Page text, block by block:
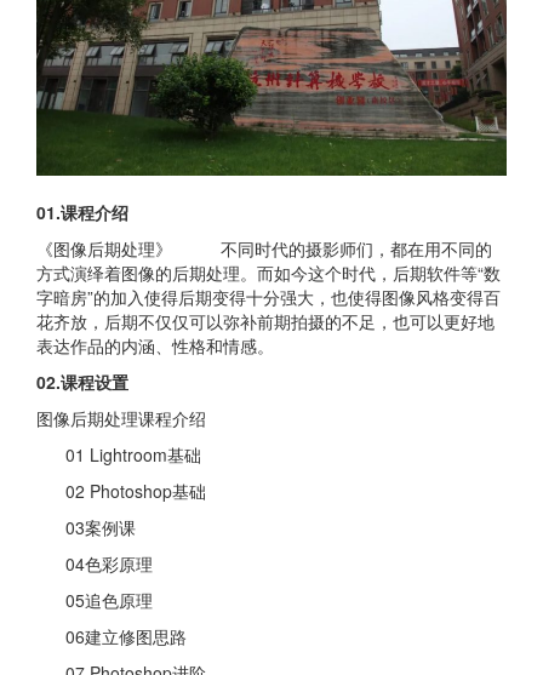
01.课程介绍
《图像后期处理》 不同时代的摄影师们，都在用不同的
方式演绎着图像的后期处理。而如今这个时代，后期软件等“数
字暗房”的加入使得后期变得十分强大，也使得图像风格变得百
花齐放，后期不仅仅可以弥补前期拍摄的不足，也可以更好地
表达作品的内涵、性格和情感。
02.课程设置
图像后期处理课程介绍
01 Lightroom基础
02 Photoshop基础
03案例课
04色彩原理
05追色原理
06建立修图思路